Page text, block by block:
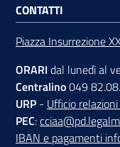
Newsle
tter
Sala
Stampa
CONTATTI
Piazza Insurrezione
ORARI dal lunedì al
Centralino049
URP - Ufficio
PEC:
IBAN e pagamenti